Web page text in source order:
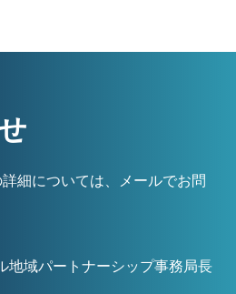
詳細については、メールでお問
地域パートナーシップ事務局長